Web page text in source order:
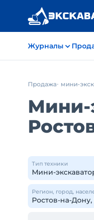
Журналы
Продажа мини-
Мини-
Тип техники
Регион, город,